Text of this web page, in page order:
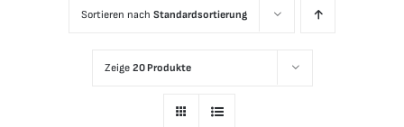
Sortieren nach Standardsortierung
Zeige 20 Produkte